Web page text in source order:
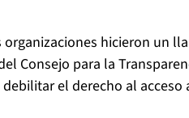
organizaciones hicieron un
Consejo para la
el derecho al